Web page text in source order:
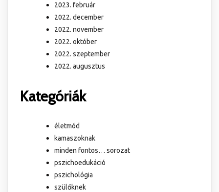
2023. február
2022. december
2022. november
2022. október
2022. szeptember
2022. augusztus
Kategóriák
életmód
kamaszoknak
minden fontos… sorozat
pszichoedukáció
pszichológia
szülőknek